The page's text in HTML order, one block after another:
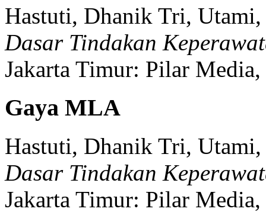
Hastuti, Dhanik Tri,
Dasar Tindakan
Jakarta Timur: Pilar Media,
Gaya MLA
Hastuti, Dhanik Tri,
Dasar Tindakan
Jakarta Timur: Pilar Media,